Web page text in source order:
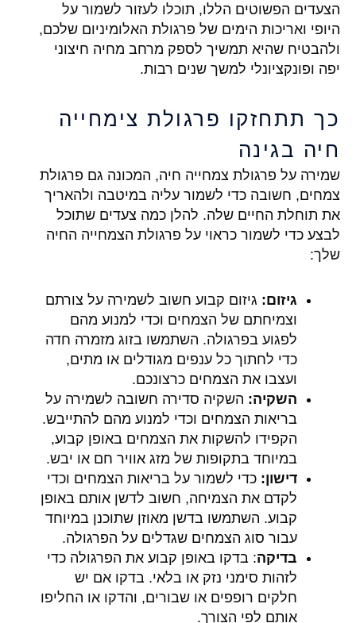
הצעדים הפשוטים הללו, תוכלו לעזור לשמור על
היופי ואריכות הימים של פרגולת האלומיניום שלכם,
ולהבטיח שהיא תמשיך לספק מרחב מחיה חיצוני
יפה ופונקציונלי למשך שנים רבות.
כך תתחזקו פרגולת צימחייה
חיה בגינה
שמירה על פרגולת צמחייה חיה, המכונה גם פרגולת
צמחים, חשובה כדי לשמור עליה במיטבה ולהאריך
את תוחלת החיים שלה. להלן כמה צעדים שתוכל
לבצע כדי לשמור כראוי על פרגולת הצמחייה החיה
שלך:
גיזום: גיזום קבוע חשוב לשמירה על צורתם
וצמיחתם של הצמחים וכדי למנוע מהם
לפגוע בפרגולה. השתמשו בזוג מזמרה חדה
כדי לחתוך כל ענפים מגודלים או מתים,
ועצבו את הצמחים כרצונכם.
השקיה: השקיה סדירה חשובה לשמירה על
בריאות הצמחים וכדי למנוע מהם להתייבש.
הקפידו להשקות את הצמחים באופן קבוע,
במיוחד בתקופות של מזג אוויר חם או יבש.
דישון: כדי לשמור על בריאות הצמחים וכדי
לקדם את הצמיחה, חשוב לדשן אותם באופן
קבוע. השתמשו בדשן מאוזן שתוכנן במיוחד
עבור סוג הצמחים שגדלים על הפרגולה.
בדיקה: בדקו באופן קבוע את הפרגולה כדי
לזהות סימני נזק או בלאי. בדקו אם יש
חלקים רופפים או שבורים, והדקו או החליפו
אותם לפי הצורך.